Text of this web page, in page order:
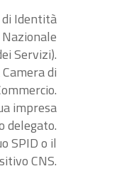
di Identità
Servizi).
di
impresa
delegato.
SPID o il
CNS.